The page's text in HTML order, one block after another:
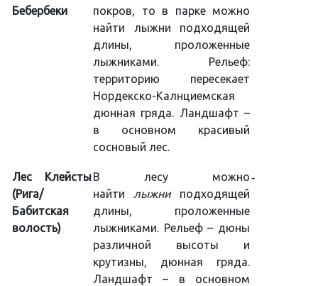
Бебербеки
покров, то в парке можно
найти лыжни подходящей
длины, проложенные
лыжниками. Рельеф:
территорию пересекает
Нордекско-Калнциемская
дюнная гряда. Ландшафт –
в основном красивый
сосновый лес.
Лес Клейсты
(Рига/
Бабитская
волость)
В лесу можно
найти лыжни подходящей
длины, проложенные
лыжниками. Рельеф – дюны
различной высоты и
крутизны, дюнная гряда.
Ландшафт – в основном
-